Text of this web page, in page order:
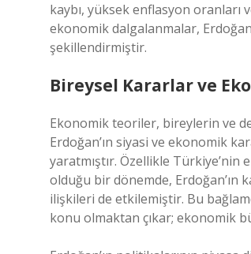
kaybı, yüksek enflasyon
ekonomik dalgalanmalar,
şekillendirmiştir.
Bireysel Kararlar ve
Ekonomik teoriler, bireylerin ve
Erdoğan’ın siyasi ve ekonomik
yaratmıştır. Özellikle
olduğu bir dönemde, Erdoğan’ın
ilişkileri de etkilemiştir. Bu
konu olmaktan çıkar; ekonomik